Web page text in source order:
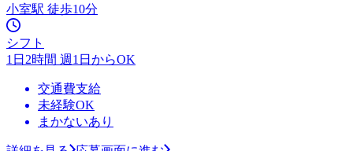
小室駅 徒歩10分
シフト
1日2時間 週1日からOK
交通費支給
未経験OK
まかないあり